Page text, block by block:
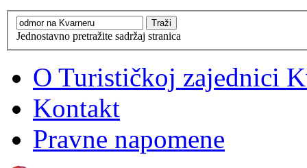
Jednostavno pretražite sadržaj stranica
O Turističkoj zajednici
Kontakt
Pravne napomene